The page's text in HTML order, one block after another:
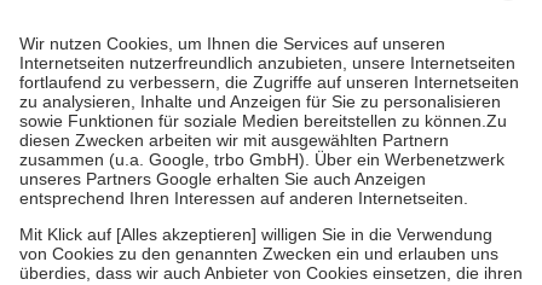
höchstens zehn Euro.
Es sind jedoch nie mehr als die tatsächlichen
Kosten der Leistung zu entrichten.
Diese Regeln gelten grundsätzlich auch für Online-Apotheken.
Bei Heilmitteln und häuslicher Krankenpflege beträgt die
Zuzahlung zehn Prozent der Kosten sowie zehn Euro je
Verordnung.
Um das Engagement der Versicherten für ihre eigene Gesundheit zu
stärken und die besondere Stellung der Familie zu unterstützen,
fallenkeine Zuzahlungenan bei:
• Kindern und Jugendlichen bis zum vollendeten 18. Lebensjahr